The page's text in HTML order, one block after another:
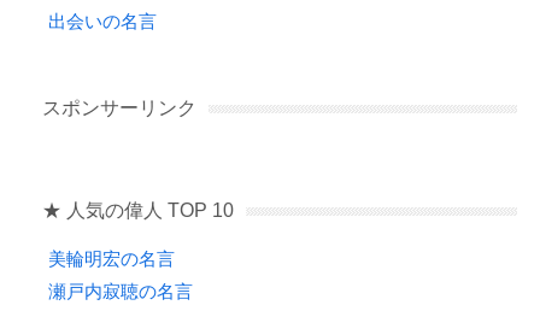
出会いの名言
スポンサーリンク
★ 人気の偉人 TOP 10
美輪明宏の名言
瀬戸内寂聴の名言